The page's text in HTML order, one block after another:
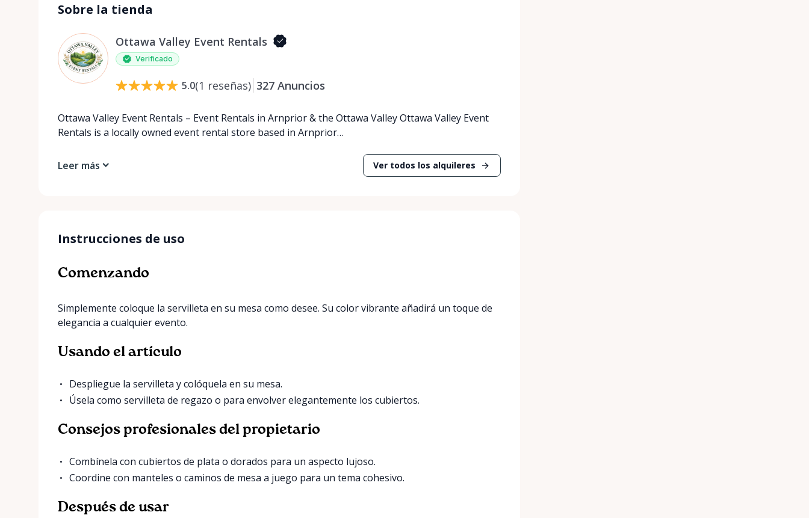
Sobre la tienda
Ottawa Valley Event Rentals
Verificado
5.0(1 reseñas) 327 Anuncios
Ottawa Valley Event Rentals – Event Rentals in Arnprior & the Ottawa Valley Ottawa Valley Event
Rentals is a locally owned event rental store based in Arnprior…
Leer más Ver todos los alquileres
Instrucciones de uso
Comenzando
Simplemente coloque la servilleta en su mesa como desee. Su color vibrante añadirá un toque de
elegancia a cualquier evento.
Usando el artículo
Despliegue la servilleta y colóquela en su mesa.
Úsela como servilleta de regazo o para envolver elegantemente los cubiertos.
Consejos profesionales del propietario
Combínela con cubiertos de plata o dorados para un aspecto lujoso.
Coordine con manteles o caminos de mesa a juego para un tema cohesivo.
Después de usar